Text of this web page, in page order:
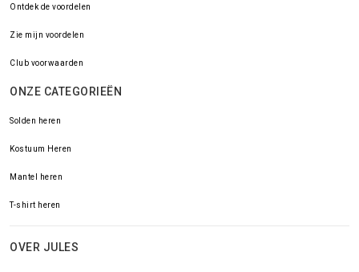
Ontdek de voordelen
Zie mijn voordelen
Club voorwaarden
ONZE CATEGORIEËN
Solden heren
Kostuum Heren
Mantel heren
T-shirt heren
OVER JULES